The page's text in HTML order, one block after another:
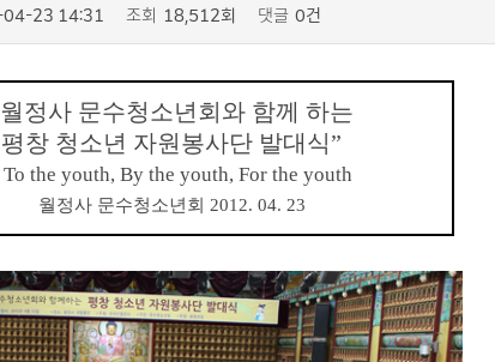
23 14:31 조회 18,512회 댓글 0건
정사 문수청소년회와 함께 하는
평창 청소년 자원봉사단 발대식”
the youth, By the youth, For the youth
월정사 문수청소년회 2012. 04. 23